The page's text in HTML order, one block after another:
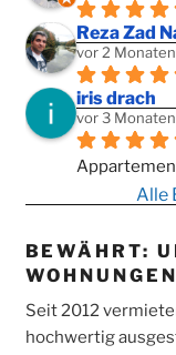
Reza Zad
vor 2 Monaten
iris drach
vor 3 Monaten
Alle
BEWÄHRT:
Seit 2012
hochwertig